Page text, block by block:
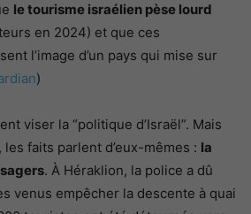
le tourisme israélien pèse lourd
en 2024) et que ces
l’image d’un pays qui mise sur
)
viser la “politique d’Israël”. Mais
faits parlent d’eux-mêmes : la
. À Héraklion, la police a dû
venus empêcher la descente à quai